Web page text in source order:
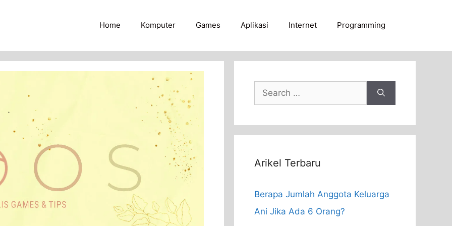
Home Komputer Games Aplikasi Internet Programming
Search
for:
Arikel Terbaru
Berapa Jumlah Anggota Keluarga
Ani Jika Ada 6 Orang?